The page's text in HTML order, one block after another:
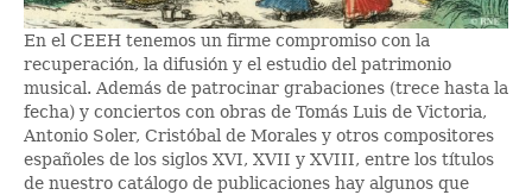
En el CEEH tenemos un firme compromiso con la
recuperación, la difusión y el estudio del patrimonio
musical. Además de patrocinar grabaciones (trece hasta la
fecha) y conciertos con obras de Tomás Luis de Victoria,
Antonio Soler, Cristóbal de Morales y otros compositores
españoles de los siglos XVI, XVII y XVIII, entre los títulos
de nuestro catálogo de publicaciones hay algunos que